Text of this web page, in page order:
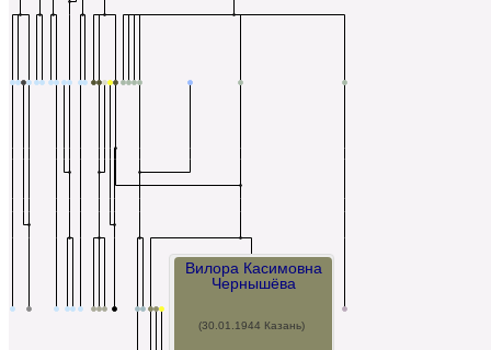
Вилора Касимовна
Чернышёва
(30.01.1944 Казань)